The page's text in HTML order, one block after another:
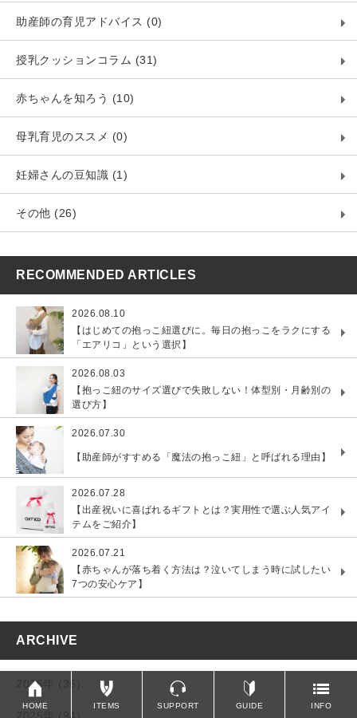
助産師の育児アドバイス (0)
授乳クッションコラム (31)
赤ちゃんを知ろう (10)
母乳育児のススメ (0)
妊婦さんの豆知識 (1)
その他 (26)
RECOMMENDED ARTICLES
2026.08.10
【はじめての抱っこ紐選びに。毎日の抱っこをラクにする
「エアリコ」という選択】
2026.08.03
【抱っこ紐のサイズ選びで失敗しない！体型別・月齢別の
選び方】
2026.07.30
【助産師がすすめる「魔法の抱っこ紐」と呼ばれる理由】
2026.07.28
【出産祝いに喜ばれるギフトとは？実用性で選ぶ人気アイ
テムをご紹介】
2026.07.21
【赤ちゃんが落ち着く方法は？泣いてしまう時に試したい
7つの安心ケア】
ARCHIVE
2026年 (36)
HOME ITEMS SUPPORT GUIDE INFO